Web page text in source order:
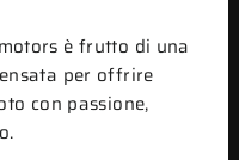
è frutto di una
per offrire
con passione,